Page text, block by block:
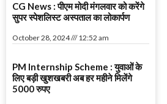
CG News : पीएम मोदी मंगलवार को करेंगे
सुपर स्पेशलिस्ट अस्पताल का लोकार्पण
October 28, 2024 12:52 am
PM Internship Scheme : युवाओं के
लिए बड़ी खुशखबरी अब हर महीने मिलेंगे
5000 रुपए